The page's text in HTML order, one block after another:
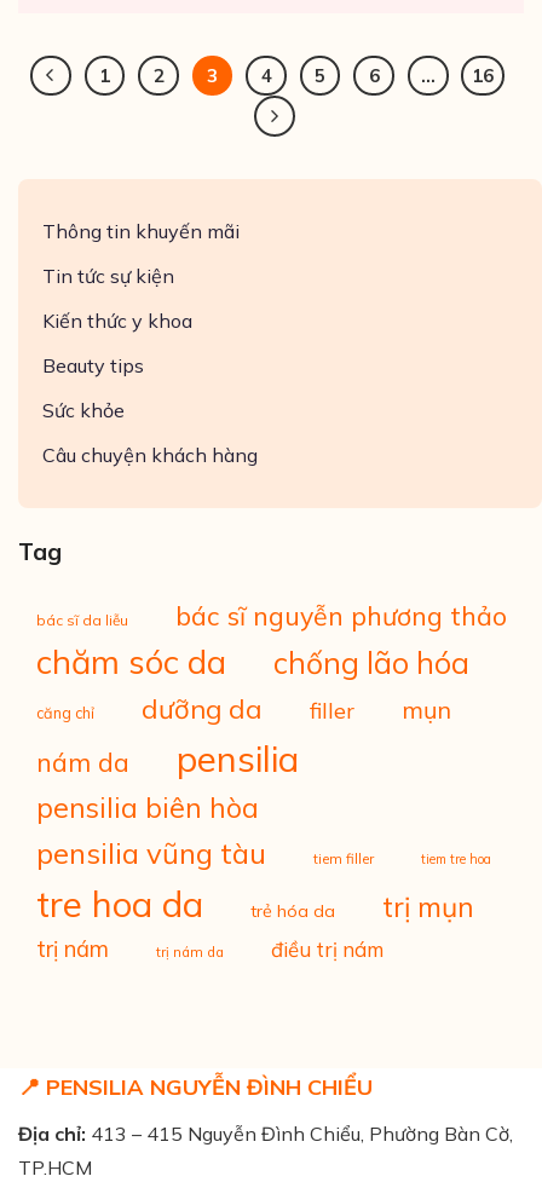
Thông tin khuyến mãi
Tin tức sự kiện
Kiến thức y khoa
Beauty tips
Sức khỏe
Câu chuyện khách hàng
Tag
bác sĩ da liễu bác sĩ nguyễn phương thảo
chăm sóc da chống lão hóa
căng chỉ dưỡng da filler mụn
nám da pensilia
pensilia biên hòa
pensilia vũng tàu tiem filler tiem tre hoa
tre hoa da trẻ hóa da trị mụn
trị nám trị nám da điều trị nám
1 2 3 4 5 6 … 16
📍 PENSILIA NGUYỄN ĐÌNH CHIỂU
Địa chỉ: 413 – 415 Nguyễn Đình Chiểu, Phường Bàn Cờ,
TP.HCM